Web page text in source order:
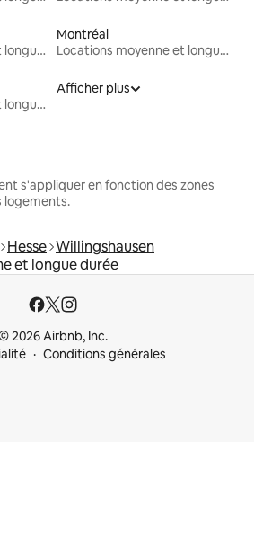
Locations moyenne et longue durée
Montréal
Locations moyenne et longue durée
Locations moyenne et longue durée
Afficher plus
s'appliquer en fonction des zones
logements.
Hesse Willingshausen
et longue durée
2026 Airbnb, Inc.
Conditions générales